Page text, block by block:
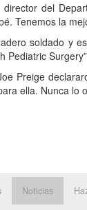
del
Tenemos la
soldado y
Pediatric
Preige
ella. Nunca lo
Noticias